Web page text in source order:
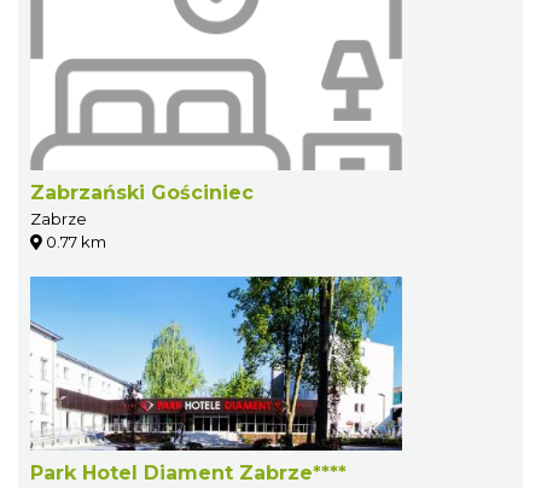
Zabrzański Gościniec
Zabrze
0.77 km
Park Hotel Diament Zabrze****